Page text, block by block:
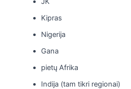
Kipras
Nigerija
Gana
pietų Afrika
Indija (tam tikri regionai)